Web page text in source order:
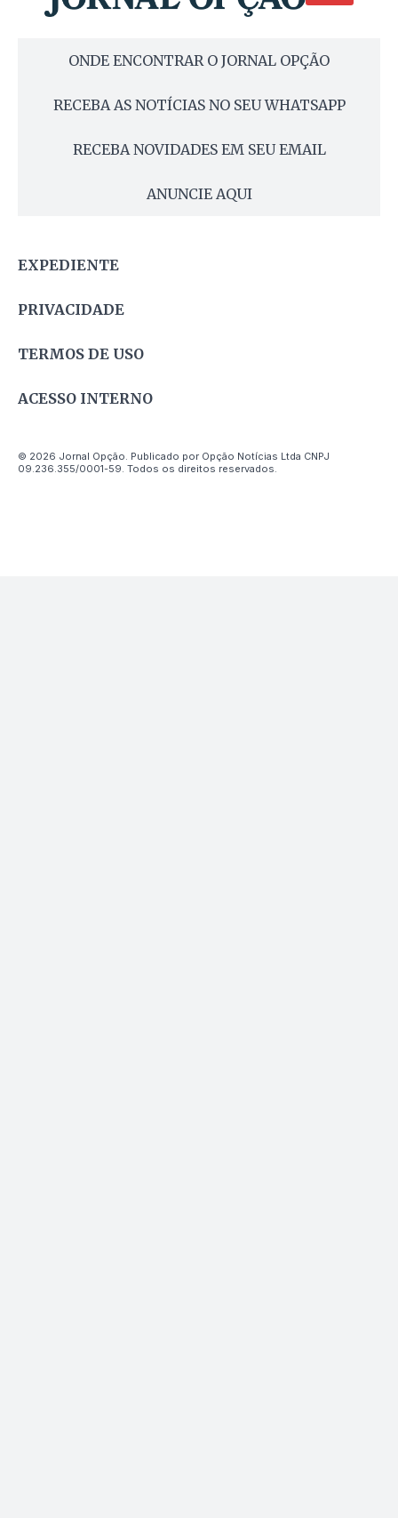
ONDE ENCONTRAR O JORNAL OPÇÃO
RECEBA AS NOTÍCIAS NO SEU WHATSAPP
RECEBA NOVIDADES EM SEU EMAIL
ANUNCIE AQUI
EXPEDIENTE
PRIVACIDADE
TERMOS DE USO
ACESSO INTERNO
© 2026 Jornal Opção. Publicado por Opção Notícias Ltda CNPJ
09.236.355/0001-59. Todos os direitos reservados.